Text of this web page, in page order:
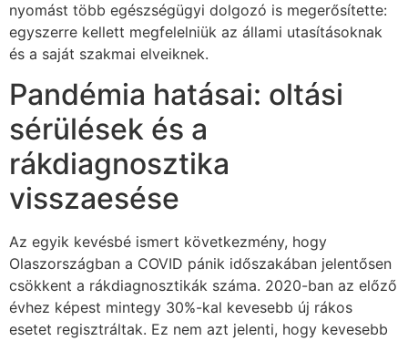
nyomást több egészségügyi dolgozó is megerősítette:
egyszerre kellett megfelelniük az állami utasításoknak
és a saját szakmai elveiknek.
Pandémia hatásai: oltási
sérülések és a
rákdiagnosztika
visszaesése
Az egyik kevésbé ismert következmény, hogy
Olaszországban a COVID pánik időszakában jelentősen
csökkent a rákdiagnosztikák száma. 2020-ban az előző
évhez képest mintegy 30%-kal kevesebb új rákos
esetet regisztráltak. Ez nem azt jelenti, hogy kevesebb